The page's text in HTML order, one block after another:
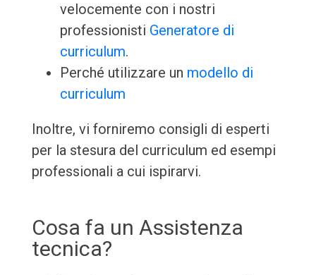
velocemente con i nostri
professionisti Generatore di
curriculum.
Perché utilizzare un modello di
curriculum
Inoltre, vi forniremo consigli di esperti
per la stesura del curriculum ed esempi
professionali a cui ispirarvi.
Cosa fa un Assistenza
tecnica?